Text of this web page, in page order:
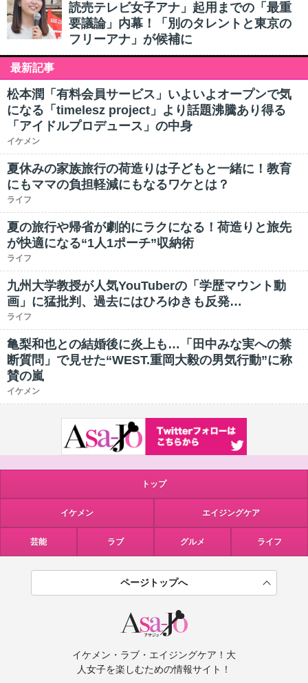
読売テレビ女子アナ」起用までの「最重
要議論」内幕！「別のタレントと東京の
フリーアナ」が候補に
最新記事
松本潤「有料会員サービス」いよいよオープンで気
になる「timelesz project」より話題沸騰あり得る
「アイドルプロデュース」の中身
イケメン
夏休みの家族旅行の荷造りは子どもと一緒に！教育
にもママの負担軽減にもなるワケとは？
ライフ
夏の旅行や帰省が劇的にラクになる！荷造りと旅先
が快適になる“1人1ポーチ”収納術
ライフ
九州大学教授が人気YouTuberの「学歴マウント動
画」に猛批判、過去にはひろゆきも反発…
ライフ
亀梨和也との結婚後に炎上も…「田中みな実への禁
断質問」で見せた“WEST.重岡大毅の男気行動”に称
賛の嵐
イケメン
トップ
イケメン エイジングケア
芸能 ラブ グルメ ライフ
ページトップへ
イケメン・ラブ・エイジングケア！大
人女子を楽しむための情報サイト！